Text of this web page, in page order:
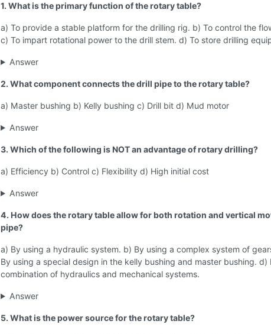
1. What is the primary function of the rotary table?
a) To provide a stable platform for the drilling rig. b) To control the
c) To impart rotational power to the drill stem. d) To store drilling
Answer
2. What component connects the drill pipe to the rotary table?
a) Master bushing b) Kelly bushing c) Drill bit d) Mud motor
Answer
3. Which of the following is NOT an advantage of rotary drilling?
a) Efficiency b) Control c) Flexibility d) High initial cost
Answer
4. How does the rotary table allow for both rotation and vertical
pipe?
a) By using a hydraulic system. b) By using a complex system of
By using a special design in the kelly bushing and master bushing. d)
combination of hydraulics and mechanical systems.
Answer
5. What is the power source for the rotary table?